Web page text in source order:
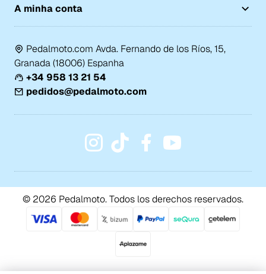
A minha conta
Pedalmoto.com Avda. Fernando de los Ríos, 15,
Granada (18006) Espanha
+34 958 13 21 54
pedidos@pedalmoto.com
© 2026 Pedalmoto. Todos los derechos reservados.